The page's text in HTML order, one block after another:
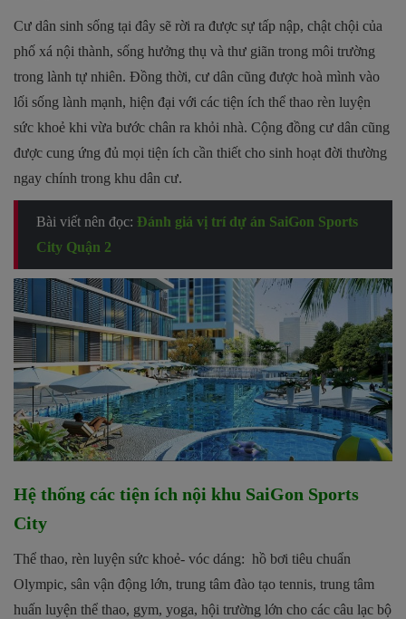
Cư dân sinh sống tại đây sẽ rời ra được sự tấp nập, chật chội của
phố xá nội thành, sống hưởng thụ và thư giãn trong môi trường
trong lành tự nhiên. Đồng thời, cư dân cũng được hoà mình vào
lối sống lành mạnh, hiện đại với các tiện ích thể thao rèn luyện
sức khoẻ khi vừa bước chân ra khỏi nhà. Cộng đồng cư dân cũng
được cung ứng đủ mọi tiện ích cần thiết cho sinh hoạt đời thường
ngay chính trong khu dân cư.
Bài viết nên đọc: Đánh giá vị trí dự án SaiGon Sports
City Quận 2
Hệ thống các tiện ích nội khu SaiGon Sports
City
Thể thao, rèn luyện sức khoẻ- vóc dáng: hồ bơi tiêu chuẩn
Olympic, sân vận động lớn, trung tâm đào tạo tennis, trung tâm
huấn luyện thể thao, gym, yoga, hội trường lớn cho các câu lạc bộ